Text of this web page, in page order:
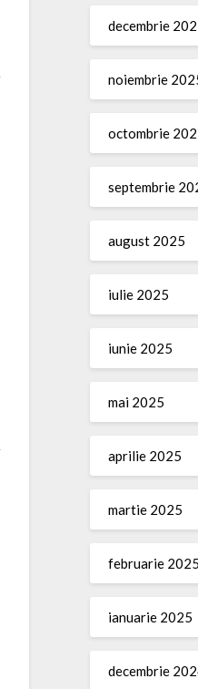
decembrie
noiembrie
octombrie
septembrie
august 2025
iulie 2025
iunie 2025
mai 2025
aprilie 2025
martie 2025
februarie 2025
ianuarie 2025
decembrie